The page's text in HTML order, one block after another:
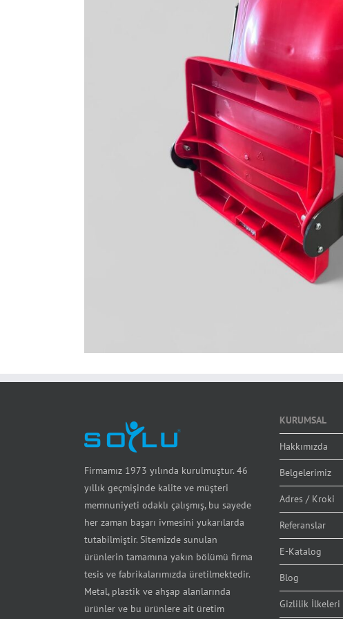
Firmamız 1973 yılında kurulmuştur. 46
yıllık geçmişinde kalite ve müşteri
memnuniyeti odaklı çalışmış, bu sayede
her zaman başarı ivmesini yukarılarda
tutabilmiştir. Sitemizde sunulan
ürünlerin tamamına yakın bölümü firma
tesis ve fabrikalarımızda üretilmektedir.
Metal, plastik ve ahşap alanlarında
ürünler ve bu ürünlere ait üretim
KURUMSAL
Hakkımızda
Belgelerimiz
Adres / Kroki
Referanslar
E-Katalog
Blog
Gizlilik İlkeleri